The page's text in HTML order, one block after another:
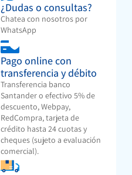
¿Dudas o consultas?
Chatea con nosotros por
WhatsApp
Pago online con
transferencia y débito
Transferencia banco
Santander o efectivo 5% de
descuento, Webpay,
RedCompra, tarjeta de
crédito hasta 24 cuotas y
cheques (sujeto a evaluación
comercial).